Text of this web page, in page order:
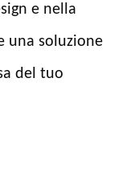
e nella
una soluzione
del tuo